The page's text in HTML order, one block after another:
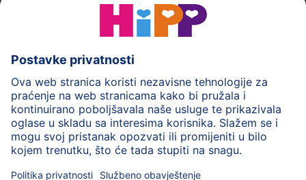
HiPP njega
HiPP trudnoća
Terapeutska dijeta
Zaštita podataka i upute za korištenj
Uvjeti korištenja
Impressum
Kontakt
O HiPP-u